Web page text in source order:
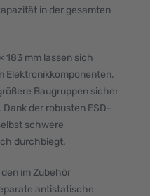
in der gesamten
183 mm lassen sich
Elektronikkomponenten,
Baugruppen sicher
der robusten ESD-
schwere
durchbiegt.
im Zubehör
antistatische